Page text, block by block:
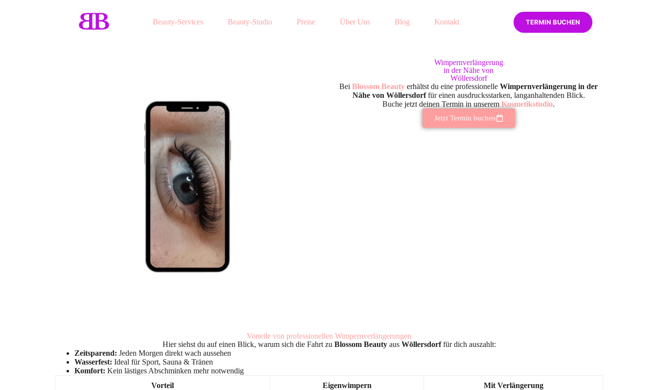
Beauty-Services Beauty-Studio Preise Über Uns Blog Kontakt TERMIN BUCHEN
Wimpernverlängerung
in der Nähe von
Wöllersdorf
Bei Blossom Beauty erhältst du eine professionelle Wimpernverlängerung in der
Nähe von Wöllersdorffür einen ausdrucksstarken, langanhaltenden Blick.
Buche jetzt deinen Termin in unserem Kosmetikstudio.
Jetzt Termin buchen
Vorteile von professionellen Wimpernverlängerungen
Hier siehst du auf einen Blick, warum sich die Fahrt zu Blossom Beautyaus Wöllersdorffür dich auszahlt:
Zeitsparend: Jeden Morgen direkt wach aussehen
Wasserfest: Ideal für Sport, Sauna & Tränen
Komfort: Kein lästiges Abschminken mehr notwendig
Vorteil
Eigenwimpern Mit Verlängerung